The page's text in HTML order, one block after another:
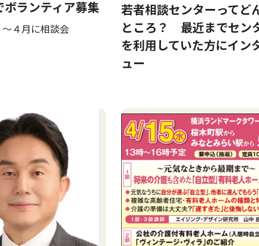
ボランティア募集
４月に相談会
若者相談センターってど
ところ？ 最近までセン
を利用していた方にイン
ュー